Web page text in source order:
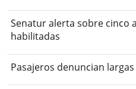
Senatur alerta sobre cinco
habilitadas
Pasajeros denuncian